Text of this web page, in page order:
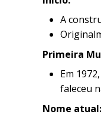
A
Primeira
Em
faleceu
Nome atual: